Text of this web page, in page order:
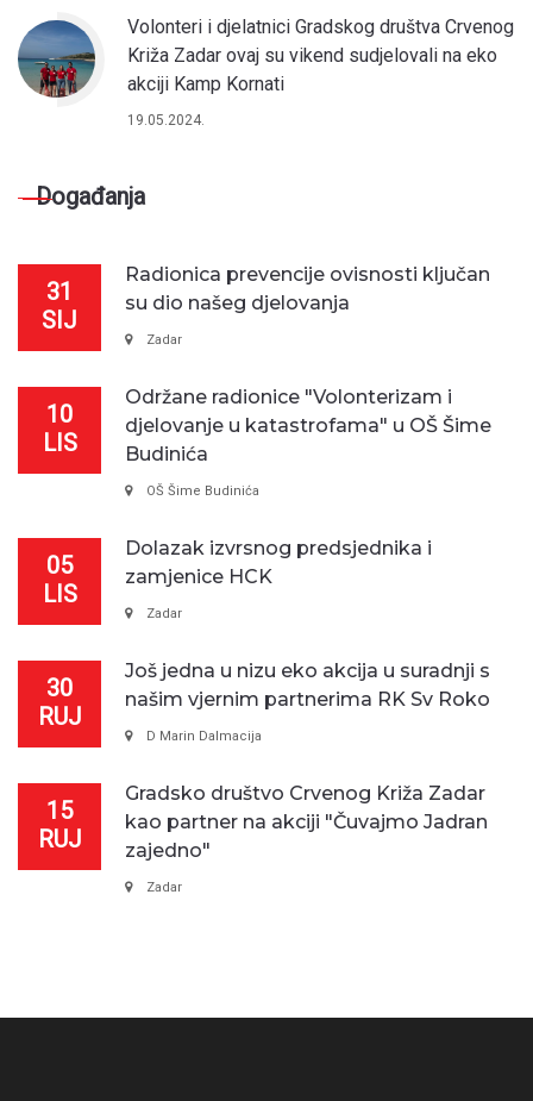
Volonteri i djelatnici Gradskog društva Crvenog
Križa Zadar ovaj su vikend sudjelovali na eko
akciji Kamp Kornati
19.05.2024.
Događanja
31
SIJ
Radionica prevencije ovisnosti ključan
su dio našeg djelovanja
Zadar
10
LIS
Održane radionice "Volonterizam i
djelovanje u katastrofama" u OŠ Šime
Budinića
OŠ Šime Budinića
05
LIS
Dolazak izvrsnog predsjednika i
zamjenice HCK
Zadar
30
RUJ
Još jedna u nizu eko akcija u suradnji s
našim vjernim partnerima RK Sv Roko
D Marin Dalmacija
15
RUJ
Gradsko društvo Crvenog Križa Zadar
kao partner na akciji "Čuvajmo Jadran
zajedno"
Zadar